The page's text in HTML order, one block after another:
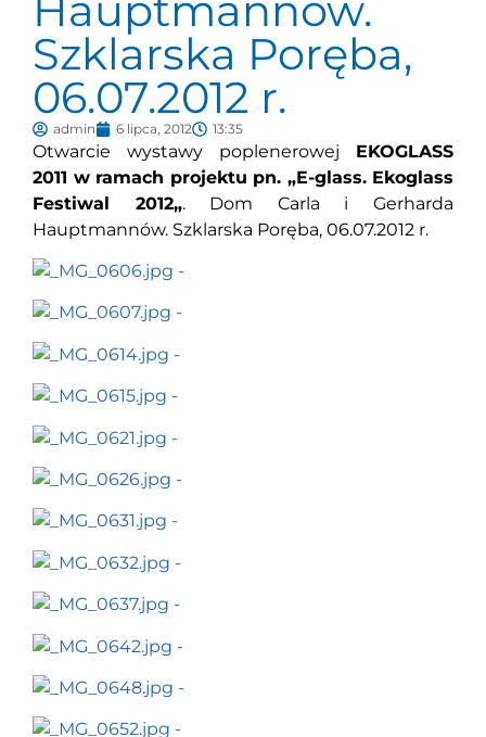
Szklarska Poręba,
06.07.2012 r.
admin 6 lipca, 2012 13:35
Otwarcie wystawy poplenerowej EKOGLASS
2011 w ramach projektu pn. „E-glass. Ekoglass
Festiwal 2012„. Dom Carla i Gerharda
Hauptmannów. Szklarska Poręba, 06.07.2012 r.